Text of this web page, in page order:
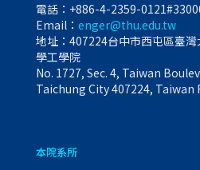
電話： +886-4-2359-
Email： enger@thu.edu.tw
地址：407224台中市西屯區臺
學工學院
No. 1727, Sec. 4, Taiwan
Taichung City 407224, Taiwan
本院系所